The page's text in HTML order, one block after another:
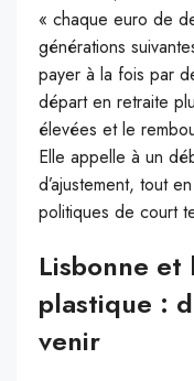
« chaque euro de
générations
payer à la fois par
départ en retraite
élevées et le
Elle appelle à un
d’ajustement, tout
politiques de court
Lisbonne
plastique :
venir